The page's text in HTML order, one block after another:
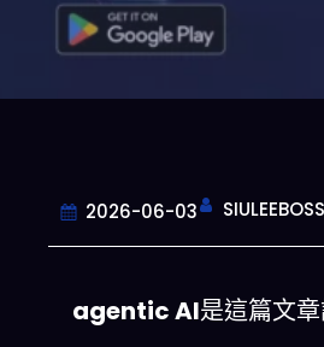
2026-06-03 SIULEEBOSS
agentic AI是這篇文